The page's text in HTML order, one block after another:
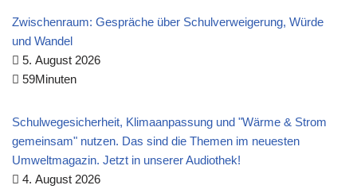
Zwischenraum: Gespräche über Schulverweigerung, Würde
und Wandel
5. August 2026
59Minuten
Schulwegesicherheit, Klimaanpassung und "Wärme & Strom
gemeinsam" nutzen. Das sind die Themen im neuesten
Umweltmagazin. Jetzt in unserer Audiothek!
4. August 2026